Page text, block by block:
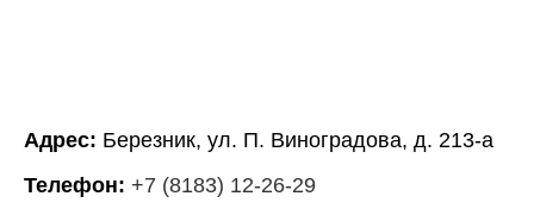
Адрес: Березник, ул. П. Виноградова, д. 213-а
Телефон: +7 (8183) 12-26-29